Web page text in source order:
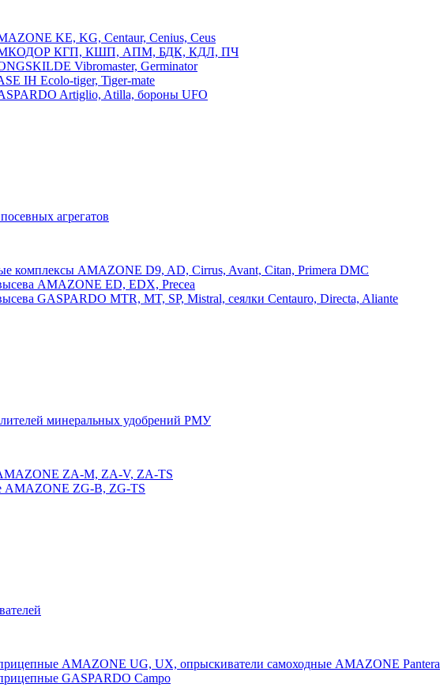
KE, KG, Centaur, Cenius, Ceus
АМКОДОР КГП, КШП, АПМ, БДК, КДЛ, ПЧ
Vibromaster, Germinator
IH Ecolo-tiger, Tiger-mate
Artiglio, Atilla, бороны UFO
агрегатов
комплексы AMAZONE D9, AD, Cirrus, Avant, Citan, Primera DMC
AMAZONE ED, EDX, Precea
GASPARDO MTR, MT, SP, Mistral, сеялки Centauro, Directa, Aliante
минеральных удобрений РМУ
ZA-M, ZA-V, ZA-TS
ZG-B, ZG-TS
AMAZONE UG, UX, опрыскиватели самоходные AMAZONE Pantera
GASPARDO Campo